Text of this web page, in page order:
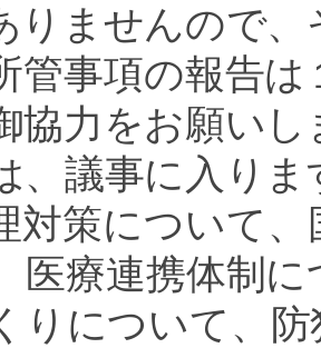
ませんので、
事項の報告は
協力をお願いし
議事に入りま
策について、
医療連携体制
りについて、